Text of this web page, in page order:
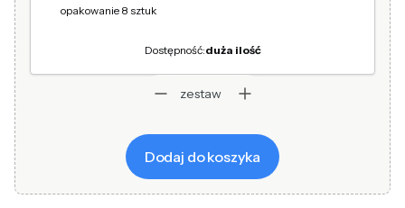
opakowanie 8 sztuk
Dostępność:duża ilość
zestaw
Dodaj do koszyka